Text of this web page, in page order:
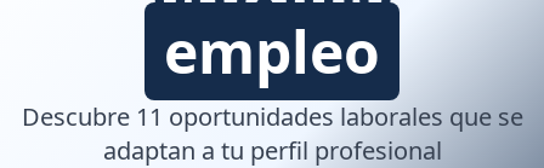
empleo
Descubre 11 oportunidades laborales que se
adaptan a tu perfil profesional